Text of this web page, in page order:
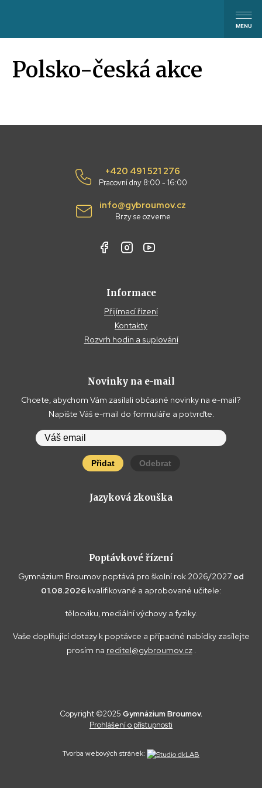
Polsko-česká akce
+420 491 521 276
Pracovní dny 8:00 - 16:00
info@gybroumov.cz
Brzy se ozveme
Informace
Přijímací řízení
Kontakty
Rozvrh hodin a suplování
Novinky na e-mail
Chcete, abychom Vám zasílali občasné novinky na e-mail?
Napište Váš e-mail do formuláře a potvrďte.
Přidat Odebrat
Jazyková zkouška
Poptávkové řízení
Gymnázium Broumov poptává pro školní rok 2026/2027 od
01.08.2026 kvalifikované a aprobované učitele:
tělocviku, mediální výchovy a fyziky.
Vaše doplňující dotazy k poptávce a případné nabídky zasílejte
prosím na reditel@gybroumov.cz.
Tvorba webových stránek:
Copyright ©2025 Gymnázium Broumov.
Prohlášení o přístupnosti